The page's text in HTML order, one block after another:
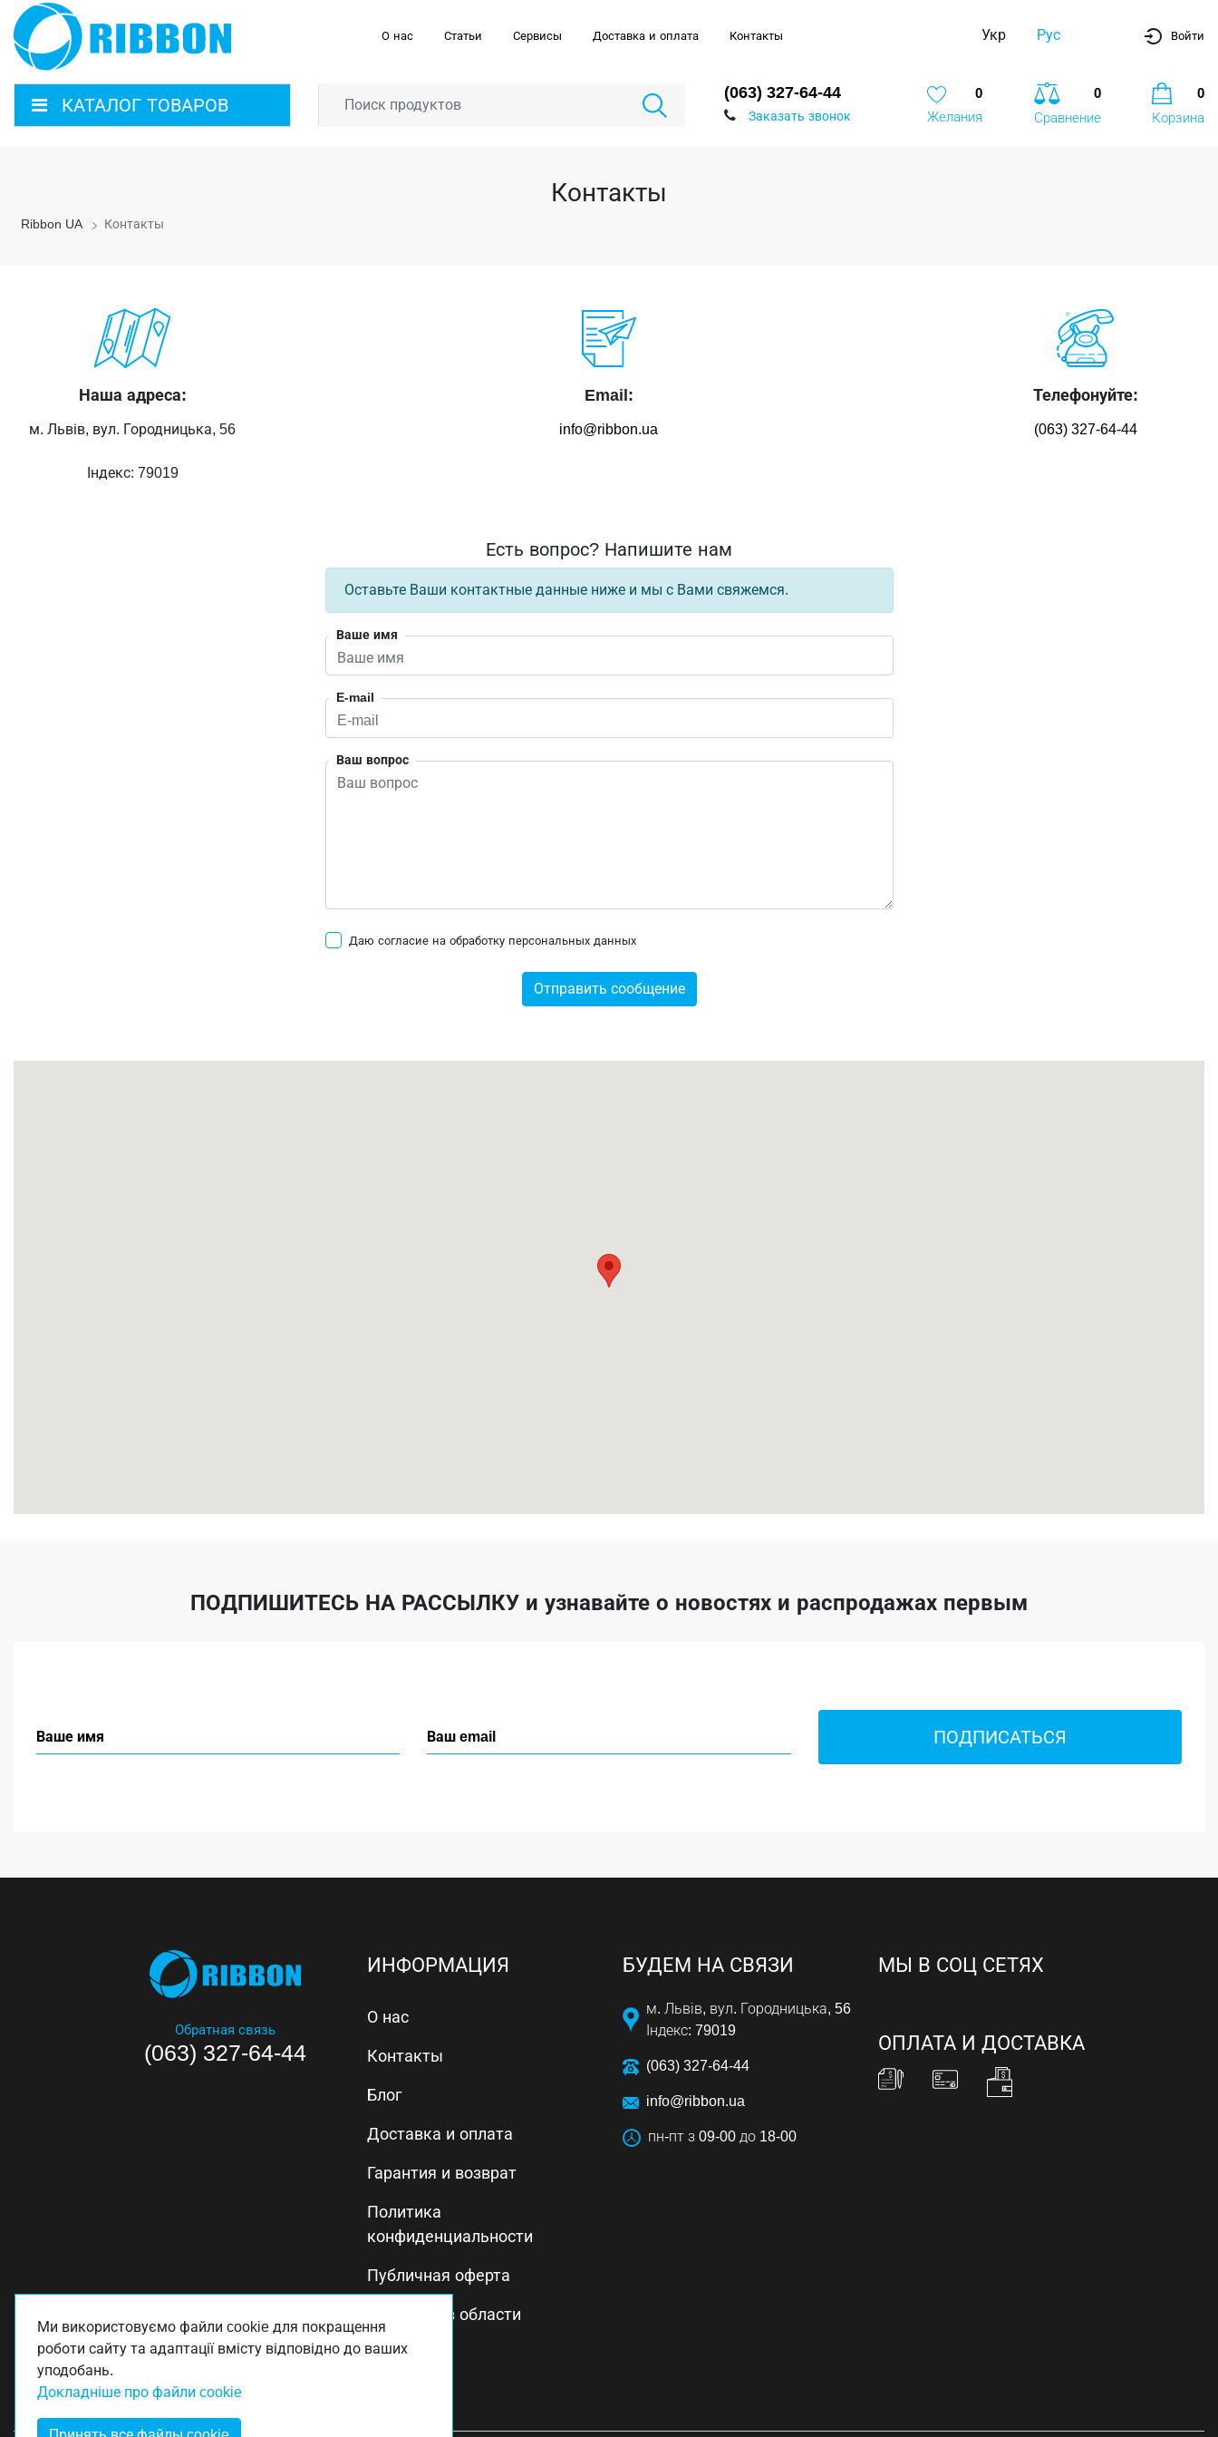
О нас Статьи Сервисы Доставка и оплата Контакты Укр Рус Войти
КАТАЛОГ ТОВАРОВ
(063) 327-64-44
Заказать звонок
0
Желания
0
Сравнение
0
Корзина
Контакты
Ribbon UA Контакты
Наша адреса:
м. Львів, вул. Городницька, 56
Індекс: 79019
Email:
info@ribbon.ua
Телефонуйте:
(063) 327-64-44
Есть вопрос? Напишите нам
Оставьте Ваши контактные данные ниже и мы с Вами свяжемся.
Ваше имя
E-mail
Ваш вопрос
Даю согласие на обработку персональных данных
Отправить сообщение
ПОДПИШИТЕСЬ НА РАССЫЛКУ и узнавайте о новостях и распродажах первым
ПОДПИСАТЬСЯ
Обратная связь
(063) 327-64-44
ИНФОРМАЦИЯ
О нас
Контакты
Блог
Доставка и оплата
Гарантия и возврат
Политика
конфиденциальности
Публичная оферта
Политика в области
БУДЕМ НА СВЯЗИ
м. Львів, вул. Городницька, 56
Індекс: 79019
(063) 327-64-44
info@ribbon.ua
пн-пт з 09-00 до 18-00
МЫ В СОЦ СЕТЯХ
ОПЛАТА И ДОСТАВКА
Ми використовуємо файли cookie для покращення
роботи сайту та адаптації вмісту відповідно до ваших
уподобань.
Докладніше про файли cookie